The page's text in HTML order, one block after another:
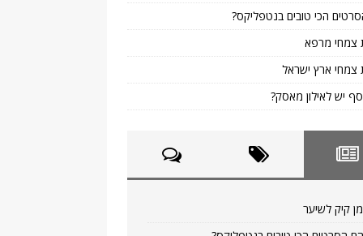
הכי טובים בנטפליקס?
צמחי מרפא
צמחי ארץ ישראל
יש לאילון מאסק?
קיק לשיער